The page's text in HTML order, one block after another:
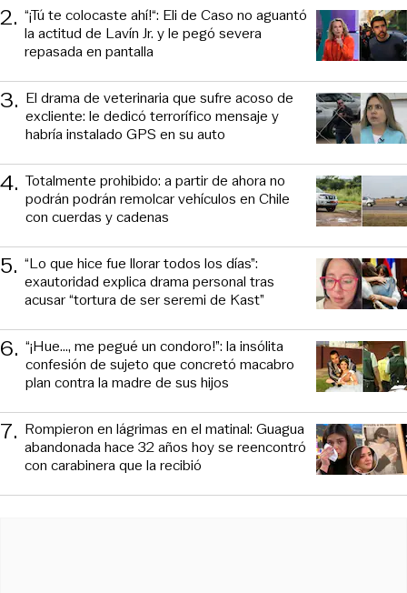
2. “¡Tú te colocaste ahí!“: Eli de Caso no aguantó
la actitud de Lavín Jr. y le pegó severa
repasada en pantalla
3. El drama de veterinaria que sufre acoso de
excliente: le dedicó terrorífico mensaje y
habría instalado GPS en su auto
4. Totalmente prohibido: a partir de ahora no
podrán podrán remolcar vehículos en Chile
con cuerdas y cadenas
5. “Lo que hice fue llorar todos los días”:
exautoridad explica drama personal tras
acusar “tortura de ser seremi de Kast”
6. “¡Hue..., me pegué un condoro!”: la insólita
confesión de sujeto que concretó macabro
plan contra la madre de sus hijos
7. Rompieron en lágrimas en el matinal: Guagua
abandonada hace 32 años hoy se reencontró
con carabinera que la recibió